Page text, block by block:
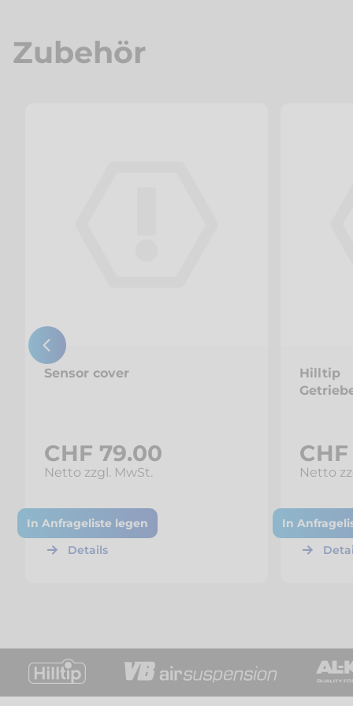
Zubehör
Sensor cover
CHF 79.00
Netto zzgl. MwSt.
In Anfrageliste legen
Details
Hilltip
Netto
In